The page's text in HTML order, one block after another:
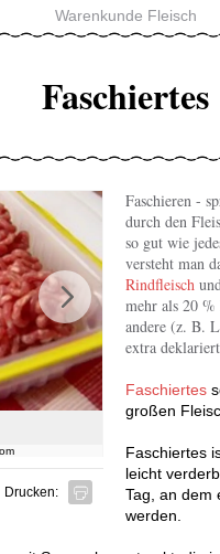
Warenkunde Fleisch
Faschiertes
Next
senden
Drucken:
Faschieren -
durch den
so gut wie
versteht man
Rindfleisch und
mehr als 20
andere (z. B.
extra
Faschiertes
großen
Faschiertes
leicht
Tag, an dem
werden.